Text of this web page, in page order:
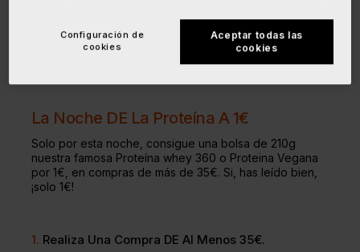
La Noche DE La Proteína A 1€
Solo por esta noche, consigue una bolsa de 210g
nuestra famosa Proteína whey 360 o Proteina Vegana
por 1€, en compras de más de 35€. Si, has leído bien,
¡solo 1€!
1. Realiza Una Compra DE Al Menos 35€.
Aceptar todas las
cookies
Configuración de
cookies